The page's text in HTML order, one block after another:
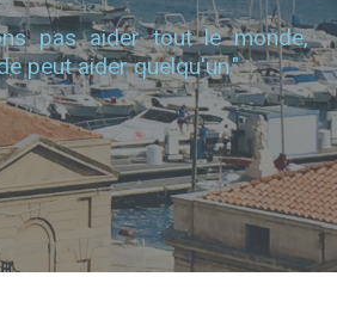
pas aider tout le monde,
peut aider quelqu'un."